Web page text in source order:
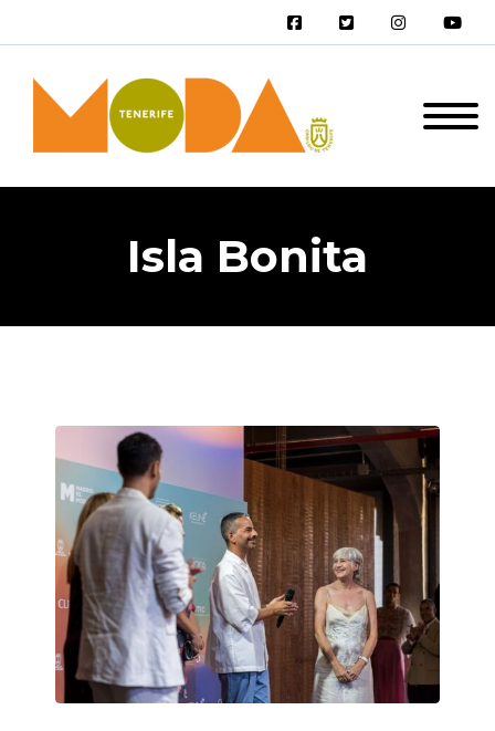
Isla Bonita